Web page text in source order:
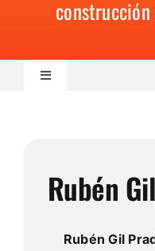
Contacto
Toggle
Rubén Gil
Rubén Gil